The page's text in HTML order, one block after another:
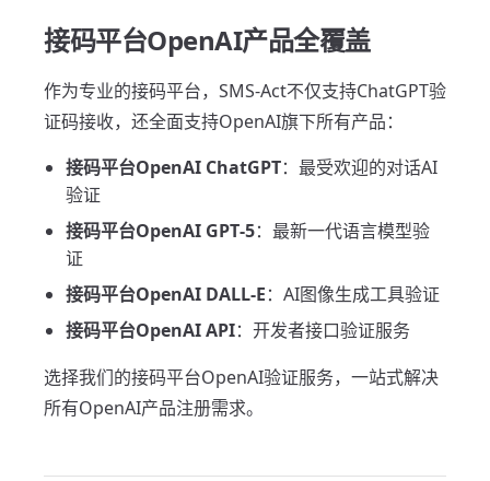
接码平台OpenAI产品全覆盖
作为专业的接码平台，SMS-Act不仅支持ChatGPT验
证码接收，还全面支持OpenAI旗下所有产品：
接码平台OpenAI ChatGPT：最受欢迎的对话AI
验证
接码平台OpenAI GPT-5：最新一代语言模型验
证
接码平台OpenAI DALL-E：AI图像生成工具验证
接码平台OpenAI API：开发者接口验证服务
选择我们的接码平台OpenAI验证服务，一站式解决
所有OpenAI产品注册需求。